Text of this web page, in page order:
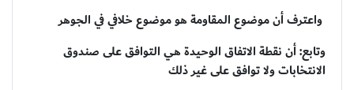
واعترف أن موضوع المقاومة هو موضوع خلافي في الجوهر
وتابع: أن نقطة الاتفاق الوحيدة هي التوافق على صندوق
الانتخابات ولا توافق على غير ذلك